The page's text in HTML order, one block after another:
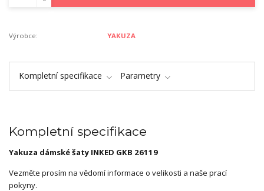
Výrobce: YAKUZA
Kompletní specifikace Parametry
Kompletní specifikace
Yakuza dámské šaty INKED GKB 26119
Vezměte prosím na vědomí informace o velikosti a naše prací
pokyny.